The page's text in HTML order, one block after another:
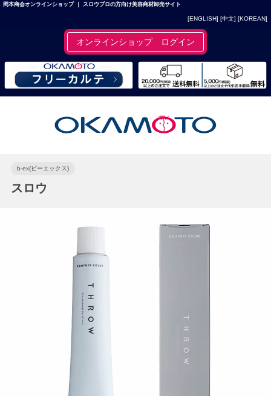
岡本商会オンラインショップ ｜ スロウプロの方向け美容商材卸売サイト
[ENGLISH] [中文] [KOREAN]
オンラインショップ ログイン
b-ex(ビーエックス)
スロウ